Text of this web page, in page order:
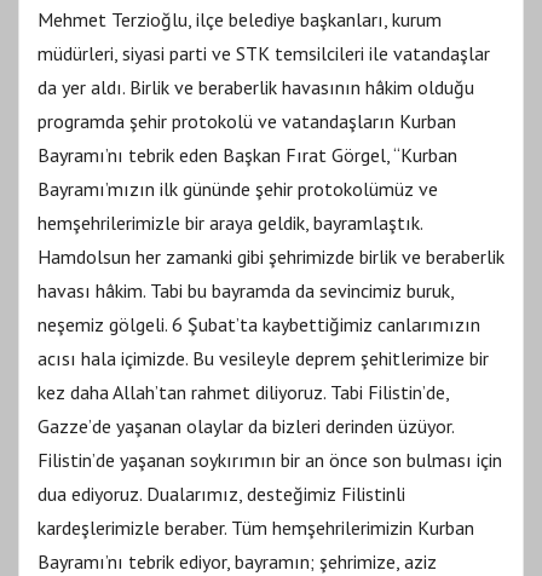
Mehmet Terzioğlu, ilçe belediye başkanları, kurum
müdürleri, siyasi parti ve STK temsilcileri ile vatandaşlar
da yer aldı. Birlik ve beraberlik havasının hâkim olduğu
programda şehir protokolü ve vatandaşların Kurban
Bayramı’nı tebrik eden Başkan Fırat Görgel, “Kurban
Bayramı’mızın ilk gününde şehir protokolümüz ve
hemşehrilerimizle bir araya geldik, bayramlaştık.
Hamdolsun her zamanki gibi şehrimizde birlik ve beraberlik
havası hâkim. Tabi bu bayramda da sevincimiz buruk,
neşemiz gölgeli. 6 Şubat’ta kaybettiğimiz canlarımızın
acısı hala içimizde. Bu vesileyle deprem şehitlerimize bir
kez daha Allah’tan rahmet diliyoruz. Tabi Filistin’de,
Gazze’de yaşanan olaylar da bizleri derinden üzüyor.
Filistin’de yaşanan soykırımın bir an önce son bulması için
dua ediyoruz. Dualarımız, desteğimiz Filistinli
kardeşlerimizle beraber. Tüm hemşehrilerimizin Kurban
Bayramı’nı tebrik ediyor, bayramın; şehrimize, aziz